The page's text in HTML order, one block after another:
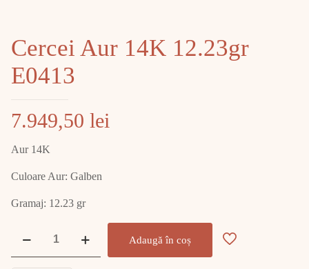
Cercei Aur 14K 12.23gr
E0413
7.949,50 lei
Aur 14K
Culoare Aur: Galben
Gramaj: 12.23 gr
Adaugă în coș